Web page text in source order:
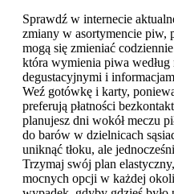
Sprawdź w internecie
zmiany w asortymencie piw,
mogą się zmieniać
która wymienia piwa
degustacyjnymi i
Weź gotówkę i karty,
preferują płatności
planujesz dni wokół meczu
do barów w dzielnicach
uniknąć tłoku, ale
Trzymaj swój plan
mocnych opcji w każdej